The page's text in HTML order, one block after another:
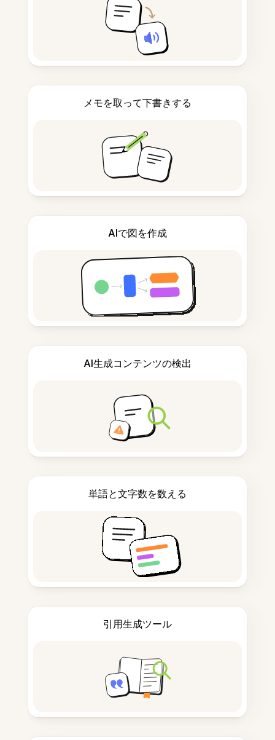
メモを取って下書きする
AIで図を作成
AI生成コンテンツの検出
単語と文字数を数える
引用生成ツール